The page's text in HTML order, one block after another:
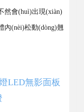
不然會(huì)出現(xiàn)
內(nèi)松動(dòng)翹
LED無影面板